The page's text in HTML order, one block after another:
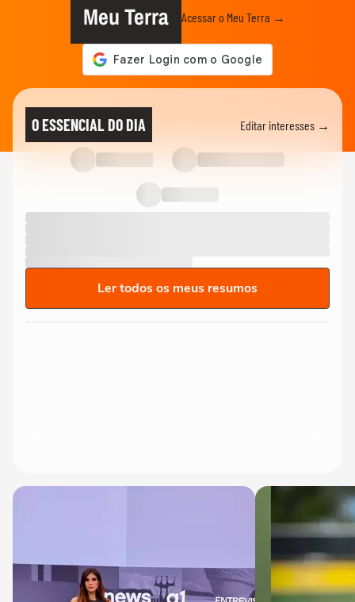
Meu Terra Acessar o Meu Terra →
O ESSENCIAL DO DIA Editar interesses →
Ler todos os meus resumos